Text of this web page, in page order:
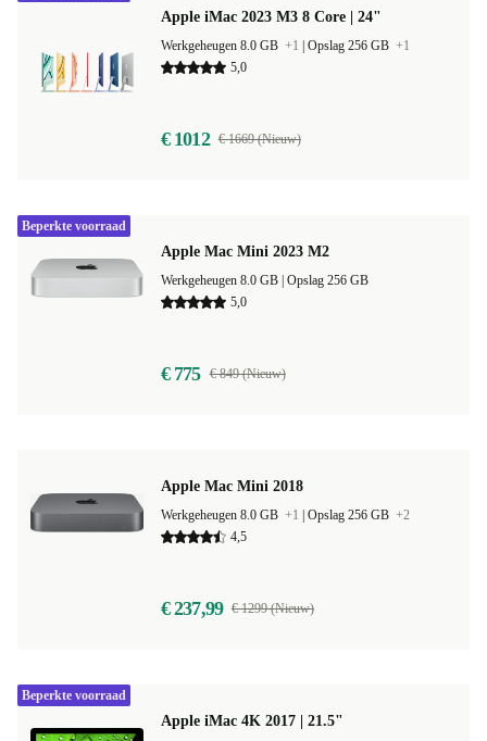
Apple iMac 2023 M3 8 Core | 24"
Werkgeheugen 8.0 GB +1 Opslag 256 GB +1
5,0
€ 1012 € 1669 (Nieuw)
Apple Mac Mini 2023 M2
Opslag 256 GB
5,0
€ 775 € 849 (Nieuw)
Beperkte voorraad
Apple Mac Mini 2018
Werkgeheugen 8.0 GB +1 Opslag 256 GB +2
4,5
€ 237,99 € 1299 (Nieuw)
Apple iMac 4K 2017 | 21.5"
Beperkte voorraad